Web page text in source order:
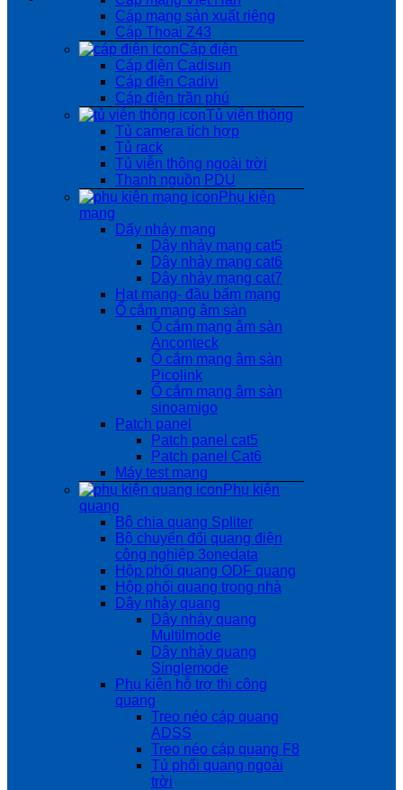
Cáp mạng sản xuất riêng
Cáp Thoại Z43
Cáp điện
Cáp điện Cadisun
Cáp điện Cadivi
Cáp điện trần phú
Tủ viễn thông
Tủ camera tích hợp
Tủ rack
Tủ viễn thông ngoài trời
Thanh nguồn PDU
Phụ kiện
mạng
Dẩy nhảy mạng
Dây nhảy mạng cat5
Dây nhảy mạng cat6
Dây nhảy mạng cat7
Hạt mạng- đầu bấm mạng
Ổ cắm mạng âm sàn
Ổ cắm mạng âm sàn
Anconteck
Ổ cắm mạng âm sàn
Picolink
Ổ cắm mạng âm sàn
sinoamigo
Patch panel
Patch panel cat5
Patch panel Cat6
Máy test mạng
Phụ kiện
quang
Bộ chia quang Spliter
Bộ chuyển đổi quang điện
công nghiệp 3onedata
Hộp phối quang ODF quang
Hộp phối quang trong nhà
Dây nhảy quang
Dây nhảy quang
Multilmode
Dây nhảy quang
Singlemode
Phụ kiện hỗ trợ thi công
quang
Treo néo cáp quang
ADSS
Treo néo cáp quang F8
Tủ phối quang ngoài
trời